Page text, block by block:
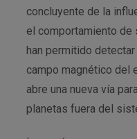
concluyente de la
el comportamiento de
han permitido
campo magnético del
abre una nueva vía
planetas fuera del